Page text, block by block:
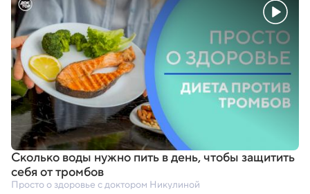
Сколько воды нужно пить в день,чтобы защитить
себя от тромбов
Просто о здоровье с доктором Никулиной